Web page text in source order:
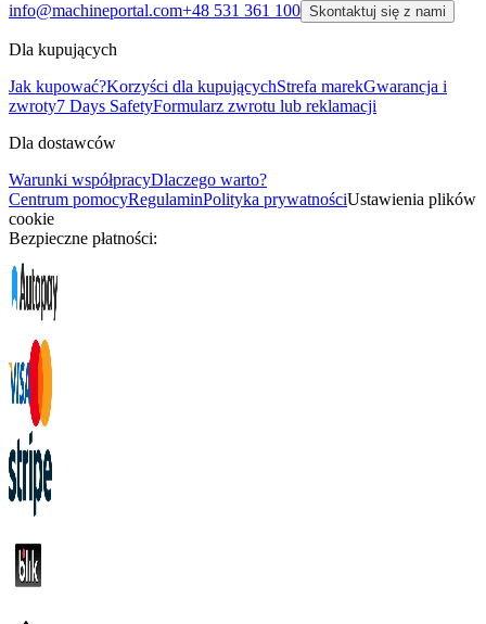
info@machineportal.com+48 531 361 100 Skontaktuj się z nami
Dla kupujących
Jak kupować?Korzyści dla kupującychStrefa marekGwarancja i
zwroty7 Days SafetyFormularz zwrotu lub reklamacji
Dla dostawców
Warunki współpracyDlaczego warto?
Centrum pomocyRegulaminPolityka prywatnościUstawienia plików
cookie
Bezpieczne płatności: